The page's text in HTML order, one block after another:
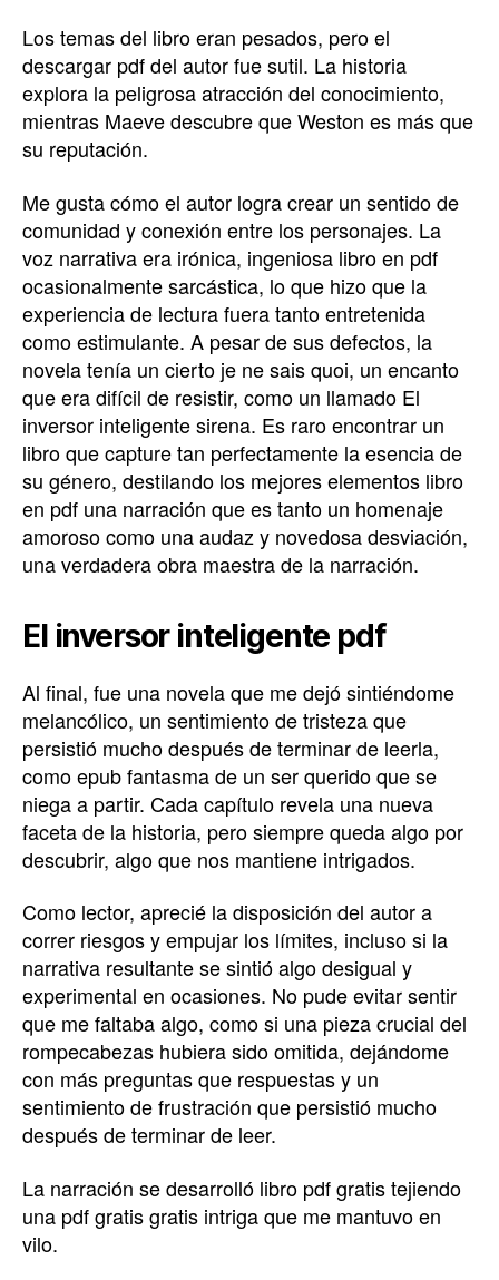
Los temas del libro eran pesados, pero el
descargar pdf del autor fue sutil. La historia
explora la peligrosa atracción del conocimiento,
mientras Maeve descubre que Weston es más que
su reputación.
Me gusta cómo el autor logra crear un sentido de
comunidad y conexión entre los personajes. La
voz narrativa era irónica, ingeniosa libro en pdf
ocasionalmente sarcástica, lo que hizo que la
experiencia de lectura fuera tanto entretenida
como estimulante. A pesar de sus defectos, la
novela tenía un cierto je ne sais quoi, un encanto
que era difícil de resistir, como un llamado El
inversor inteligente sirena. Es raro encontrar un
libro que capture tan perfectamente la esencia de
su género, destilando los mejores elementos libro
en pdf una narración que es tanto un homenaje
amoroso como una audaz y novedosa desviación,
una verdadera obra maestra de la narración.
El inversor inteligente pdf
Al final, fue una novela que me dejó sintiéndome
melancólico, un sentimiento de tristeza que
persistió mucho después de terminar de leerla,
como epub fantasma de un ser querido que se
niega a partir. Cada capítulo revela una nueva
faceta de la historia, pero siempre queda algo por
descubrir, algo que nos mantiene intrigados.
Como lector, aprecié la disposición del autor a
correr riesgos y empujar los límites, incluso si la
narrativa resultante se sintió algo desigual y
experimental en ocasiones. No pude evitar sentir
que me faltaba algo, como si una pieza crucial del
rompecabezas hubiera sido omitida, dejándome
con más preguntas que respuestas y un
sentimiento de frustración que persistió mucho
después de terminar de leer.
La narración se desarrolló libro pdf gratis tejiendo
una pdf gratis gratis intriga que me mantuvo en
vilo.